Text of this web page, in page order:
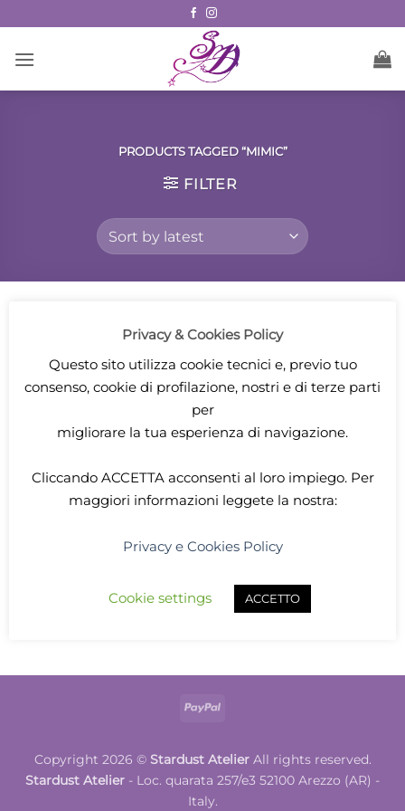
to
content
PRODUCTS TAGGED “MIMIC”
FILTER
Mimic portadadi Rosa
ADD TO CART
PayPal
Copyright 2026 © Stardust AtelierAll rights reserved.
Stardust Atelier - Loc. quarata 257/e3 52100 Arezzo (AR) -
Italy.
Privacy & Cookies Policy
Questo sito utilizza cookie tecnici e, previo tuo
consenso, cookie di profilazione, nostri e di terze parti
per
migliorare la tua esperienza di navigazione.
Cliccando ACCETTAacconsenti al loro impiego. Per
maggiori informazioni leggete la nostra:
Privacy e Cookies Policy
Cookie settings ACCETTO